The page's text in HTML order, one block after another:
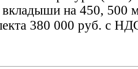
вкладыши на 450, 500
380 000 руб. с